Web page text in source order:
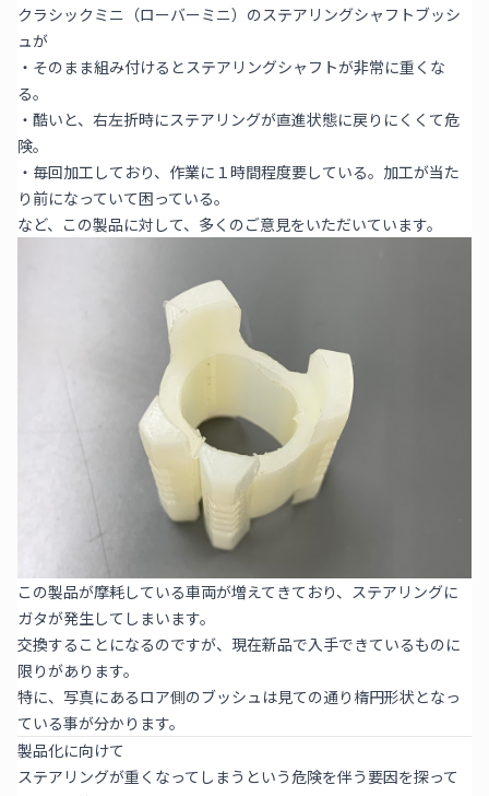
クラシックミニ（ローバーミニ）のステアリングシャフトブッシ
ュが
・そのまま組み付けるとステアリングシャフトが非常に重くな
る。
・酷いと、右左折時にステアリングが直進状態に戻りにくくて危
険。
・毎回加工しており、作業に１時間程度要している。加工が当た
り前になっていて困っている。
など、この製品に対して、多くのご意見をいただいています。
この製品が摩耗している車両が増えてきており、ステアリングに
ガタが発生してしまいます。
交換することになるのですが、現在新品で入手できているものに
限りがあります。
特に、写真にあるロア側のブッシュは見ての通り楕円形状となっ
ている事が分かります。
製品化に向けて
ステアリングが重くなってしまうという危険を伴う要因を探って